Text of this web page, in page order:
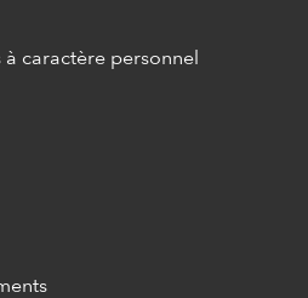
caractère personnel